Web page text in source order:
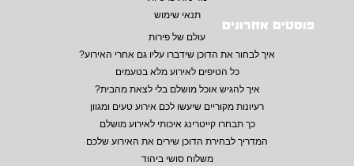
פוסטים אחרונים
עולם של פירות
איך לבחור את הדוכן שידברו עליו גם אחרי האירוע?
כל הטיפים לאירוע מלא בטעמים
איך להגיש אוכל מושלם בלי לצאת מהבית?
רעיונות מקוריים שיעשו לכם אירוע טעים ומגוון
כך תבחרו קייטרינג איכותי לאירוע מושלם
המדריך לבחירת הדוכן שירים את האירוע שלכם
משלוח סושי ביהוד
תנאי שימוש